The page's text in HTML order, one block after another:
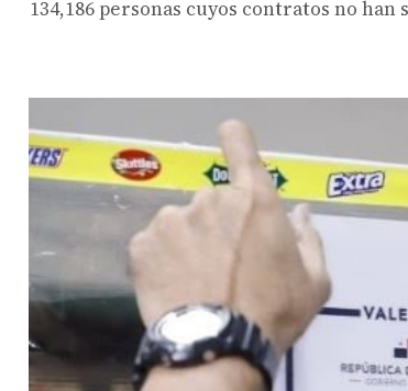
134,186 personas cuyos contratos no